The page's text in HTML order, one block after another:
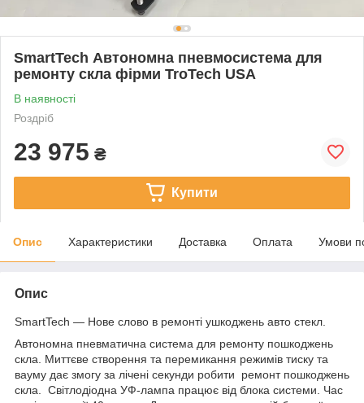
SmartTech Автономна пневмосистема для
ремонту скла фірми TroTech USA
В наявності
Роздріб
23 975 ₴
Купити
Опис Характеристики Доставка Оплата Умови
Опис
SmartTech — Нове слово в ремонті ушкоджень авто стекл.
Автономна пневматична система для ремонту пошкоджень
скла. Миттєве створення та перемикання режимів тиску та
вауму дає змогу за лічені секунди робити ремонт пошкоджень
скла. Світлодіодна УФ-лампа працює від блока системи. Час